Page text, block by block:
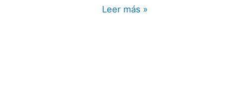
la
Leer más »